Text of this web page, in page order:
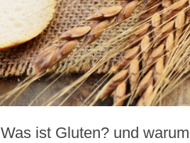
Was ist Gluten? und